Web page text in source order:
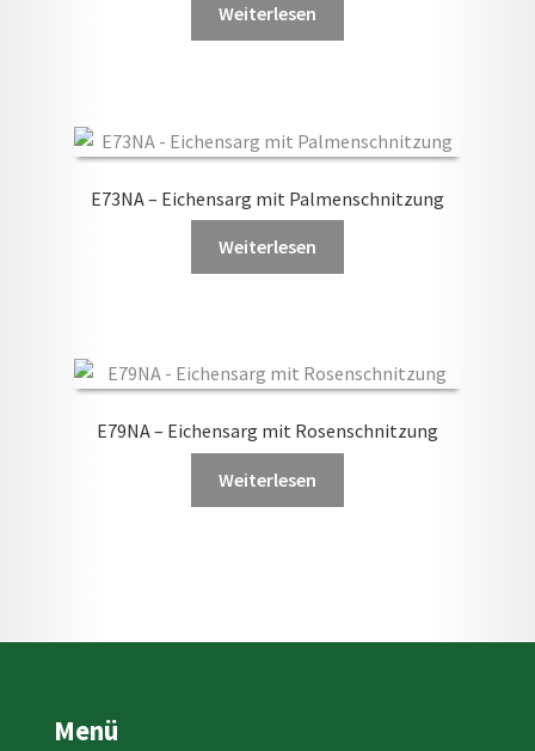
Weiterlesen
E73NA – Eichensarg mit Palmenschnitzung
Weiterlesen
E79NA – Eichensarg mit Rosenschnitzung
Weiterlesen
Menü